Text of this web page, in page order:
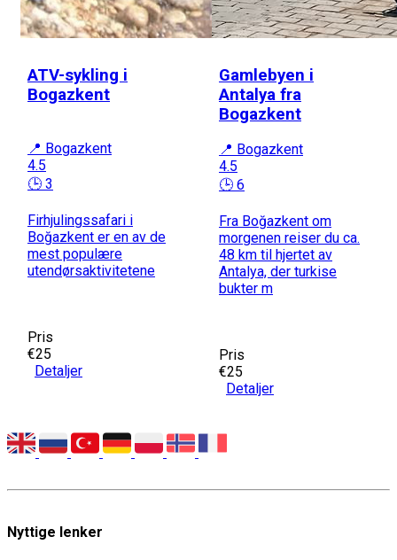
ATV-sykling i
Bogazkent
📍 Bogazkent
4.5
🕒 3
Firhjulingssafari i
Boğazkent er en av de
mest populære
utendørsaktivitetene
Pris
€25
Detaljer
Gamlebyen i
Antalya fra
Bogazkent
📍 Bogazkent
4.5
🕒 6
Fra Boğazkent om
morgenen reiser du ca.
48 km til hjertet av
Antalya, der turkise
bukter m
Pris
€25
Detaljer
Nyttige lenker